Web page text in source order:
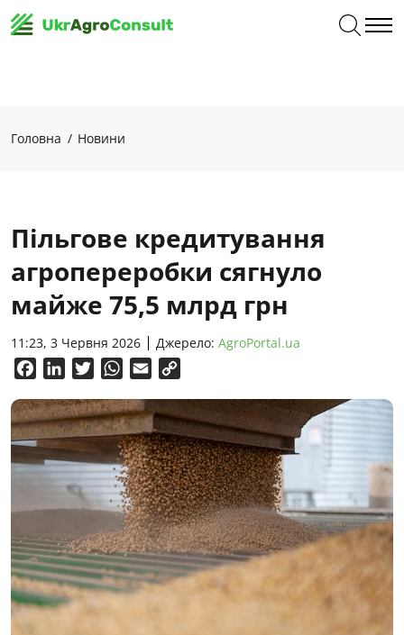
Головна Новини
Пільгове кредитування
агропереробки сягнуло
майже 75,5 млрд грн
11:23, 3 Червня 2026 Джерело: AgroPortal.ua
FacebookLinkedInTwitterWhatsApp
Email